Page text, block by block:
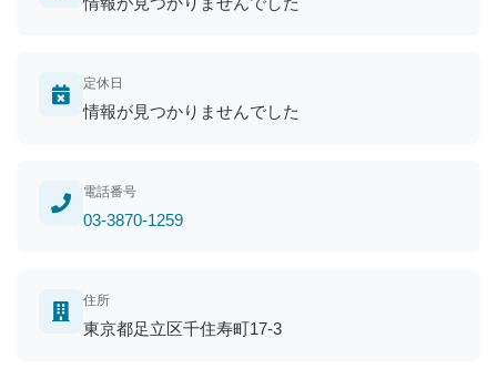
定休日
情報が見つかりませんでした
電話番号
03-3870-1259
住所
東京都足立区千住寿町17-3